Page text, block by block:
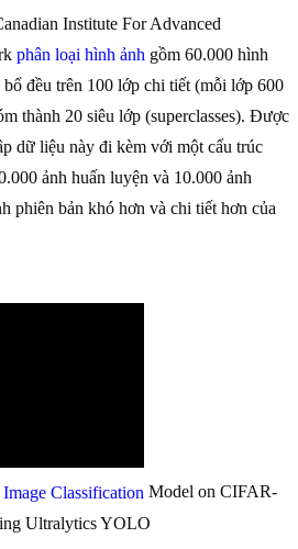
Institute For Advanced
phân loại hình ảnh gồm 60.000 hình
đều trên 100 lớp chi tiết (mỗi lớp 600
thành 20 siêu lớp (superclasses). Được
dữ liệu này đi kèm với một cấu trúc
ảnh huấn luyện và 10.000 ảnh
phiên bản khó hơn và chi tiết hơn của
Image Classification Model on CIFAR-
Ultralytics YOLO